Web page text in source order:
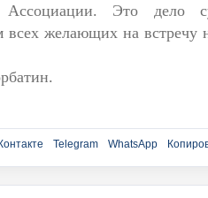
Ассоциации. Это дело
всех желающих на встречу
Telegram WhatsApp